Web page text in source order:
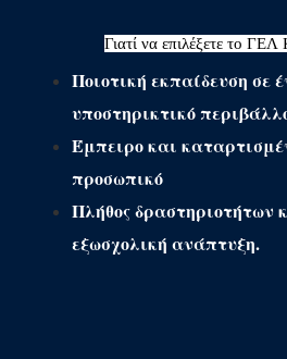
Γιατί να επιλέξετε το ΓΕΛ
Ποιοτική εκπαίδευση σε
υποστηρικτικό
Έμπειρο και
προσωπικό
Πλήθος δραστηριοτήτων
εξωσχολική ανάπτυξη.